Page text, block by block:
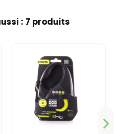
: 7 produits